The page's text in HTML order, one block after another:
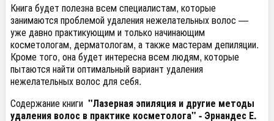
Книга будет полезна всем специалистам, которые
занимаются проблемой удаления нежелательных волос —
уже давно практикующим и только начинающим
косметологам, дерматологам, а также мастерам депиляции.
Кроме того, она будет интересна всем людям, которые
пытаются найти оптимальный вариант удаления
нежелательных волос для себя.
Содержание книги "Лазерная эпиляция и другие методы
удаления волос в практике косметолога" - Эрнандес Е.